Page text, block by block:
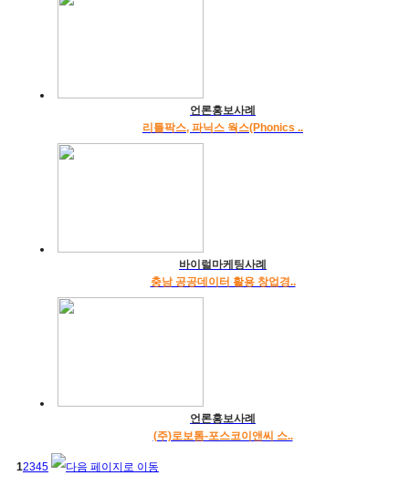
언론홍보사례
리틀팍스, 파닉스 웍스(Phonics ..
바이럴마케팅사례
충남 공공데이터 활용 창업경..
언론홍보사례
(주)로보톰-포스코이앤씨 스..
12345